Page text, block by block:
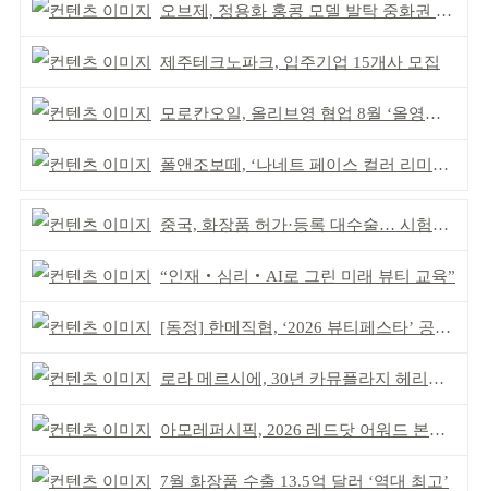
오브제, 정용화 홍콩 모델 발탁 중화권 공략 강화
제주테크노파크, 입주기업 15개사 모집
모로칸오일, 올리브영 협업 8월 ‘올영픽’ 선정
폴앤조보떼, ‘나네트 페이스 컬러 리미티드’ 출시
중국, 화장품 허가·등록 대수술… 시험자료 공용 허용
“인재‧심리‧AI로 그린 미래 뷰티 교육”
[동정] 한메직협, ‘2026 뷰티페스타’ 공동 주최
로라 메르시에, 30년 카뮤플라지 헤리티지 담아
아모레퍼시픽, 2026 레드닷 어워드 본상 2개 수상
7월 화장품 수출 13.5억 달러 ‘역대 최고’